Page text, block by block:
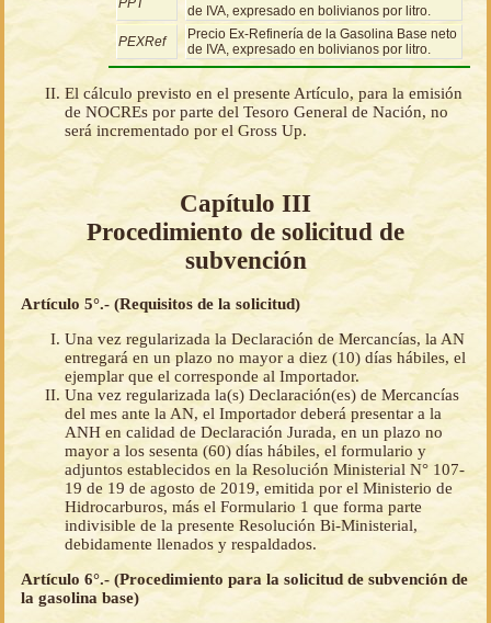
de IVA, expresado en bolivianos por litro.
PEXRef
Precio Ex-Refinería de la Gasolina Base neto
de IVA, expresado en bolivianos por litro.
El cálculo previsto en el presente Artículo, para la emisión
de NOCREs por parte del Tesoro General de Nación, no
será incrementado por el Gross Up.
Capítulo III
Procedimiento de solicitud de
subvención
Artículo 5°.- (Requisitos de la solicitud)
Una vez regularizada la Declaración de Mercancías, la AN
entregará en un plazo no mayor a diez (10) días hábiles, el
ejemplar que el corresponde al Importador.
Una vez regularizada la(s) Declaración(es) de Mercancías
del mes ante la AN, el Importador deberá presentar a la
ANH en calidad de Declaración Jurada, en un plazo no
mayor a los sesenta (60) días hábiles, el formulario y
adjuntos establecidos en la Resolución Ministerial N° 107-
19 de 19 de agosto de 2019, emitida por el Ministerio de
Hidrocarburos, más el Formulario 1 que forma parte
indivisible de la presente Resolución Bi-Ministerial,
debidamente llenados y respaldados.
Artículo 6°.- (Procedimiento para la solicitud de subvención de
la gasolina base)